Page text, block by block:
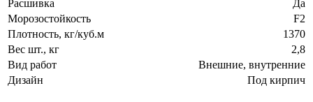
Расшивка
Да
Морозостойкость
F2
Плотность, кг/куб.м
1370
Вес шт., кг
2,8
Вид работ
Внешние, внутренние
Дизайн
Под кирпич